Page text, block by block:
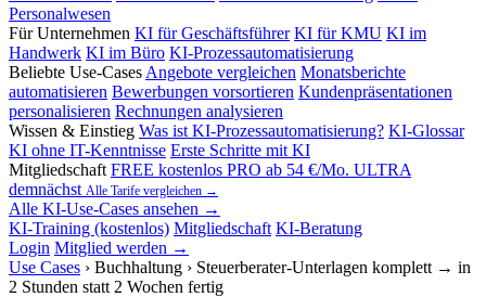
Personalwesen
Für Unternehmen KI für Geschäftsführer KI für KMU KI im
Handwerk KI im Büro KI-Prozessautomatisierung
Beliebte Use-Cases Angebote vergleichen Monatsberichte
automatisieren Bewerbungen vorsortieren Kundenpräsentationen
personalisieren Rechnungen analysieren
Wissen & Einstieg Was ist KI-Prozessautomatisierung? KI-Glossar
KI ohne IT-Kenntnisse Erste Schritte mit KI
Mitgliedschaft FREE kostenlos PRO ab 54 €/Mo. ULTRA
demnächst Alle Tarife vergleichen →
Alle KI-Use-Cases ansehen →
KI-Training (kostenlos) Mitgliedschaft KI-Beratung
Login Mitglied werden →
Use Cases › Buchhaltung › Steuerberater-Unterlagen komplett → in
2 Stunden statt 2 Wochen fertig